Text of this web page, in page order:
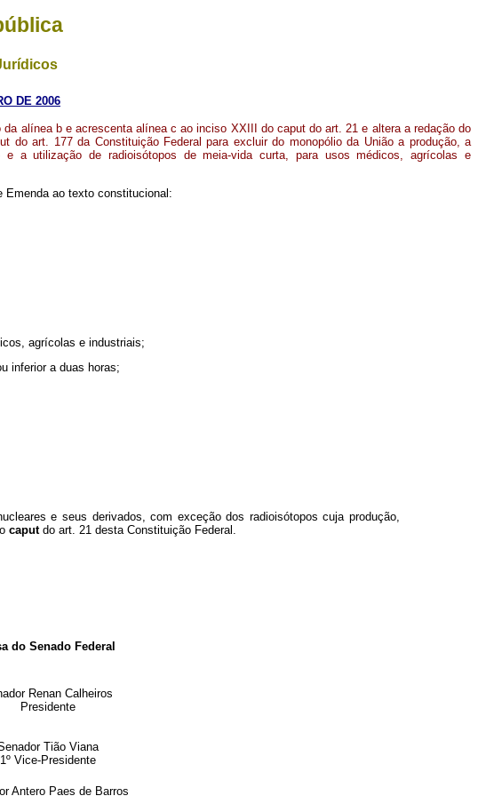
DE 2006
da alínea b e acrescenta alínea c ao inciso XXIII do caput do art. 21 e altera a redação do
do art. 177 da Constituição Federal para excluir do monopólio da União a produção, a
e a utilização de radioisótopos de meia-vida curta, para usos médicos, agrícolas e
Emenda ao texto constitucional:
agrícolas e industriais;
inferior a duas horas;
e seus derivados, com exceção dos radioisótopos cuja produção,
caput do art. 21 desta Constituição Federal.
do Senado Federal
Renan Calheiros
Presidente
Tião Viana
1º Vice-Presidente
Antero Paes de Barros